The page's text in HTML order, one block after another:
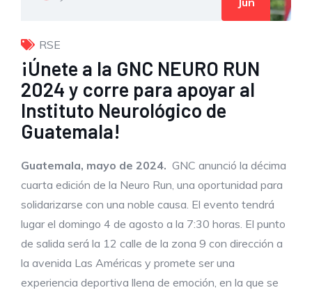
RSE
¡Únete a la GNC NEURO RUN
2024 y corre para apoyar al
Instituto Neurológico de
Guatemala!
Guatemala, mayo de 2024. GNC anunció la décima
cuarta edición de la Neuro Run, una oportunidad para
solidarizarse con una noble causa. El evento tendrá
lugar el domingo 4 de agosto a la 7:30 horas. El punto
de salida será la 12 calle de la zona 9 con dirección a
la avenida Las Américas y promete ser una
experiencia deportiva llena de emoción, en la que se